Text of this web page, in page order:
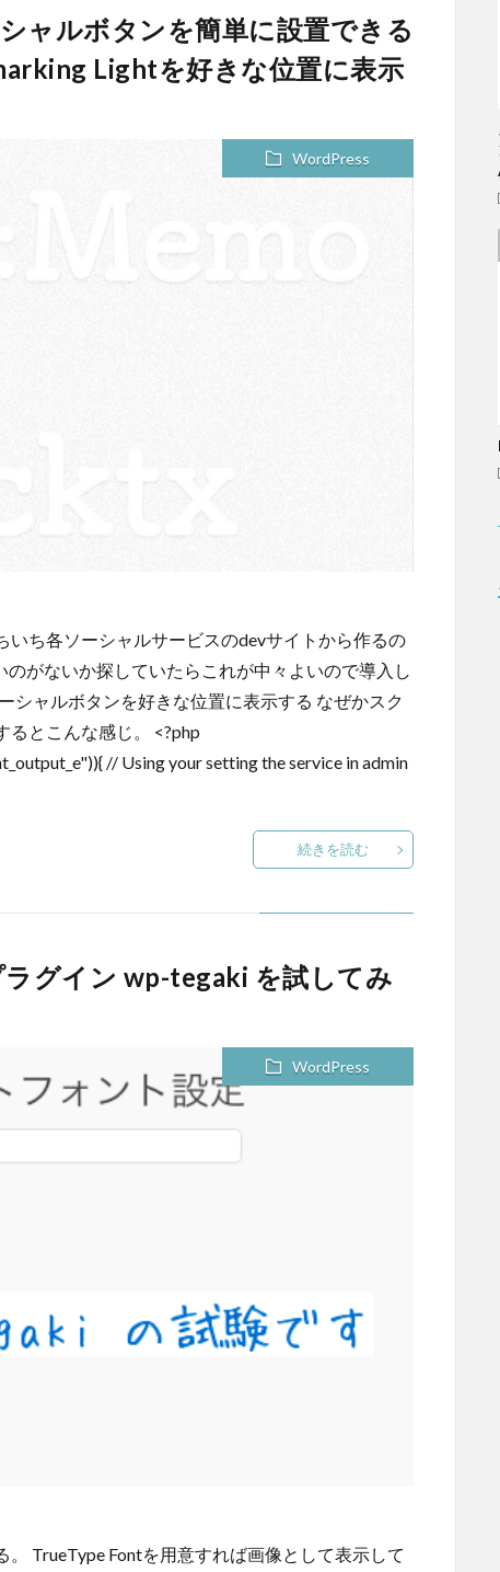
ャルボタンを簡単に設置できる
Lightを好きな位置に表示
WordPress
ち各ソーシャルサービスのdevサイトから作るの
がないか探していたらこれが中々よいので導入し
シャルボタンを好きな位置に表示する なぜかスク
とこんな感じ。 <?php
// Using your setting the service in admin
続きを読む
グイン wp-tegaki を試してみ
WordPress
TrueType Fontを用意すれば画像として表示して